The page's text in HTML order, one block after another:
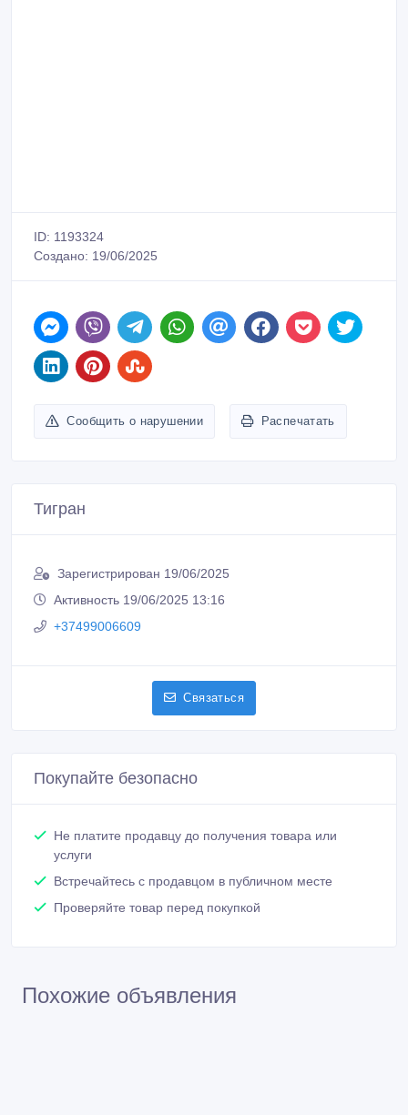
ID: 1193324
Создано: 19/06/2025
Сообщить о нарушении Распечатать
Тигран
Зарегистрирован 19/06/2025
Активность 19/06/2025 13:16
+37499006609
Связаться
Покупайте безопасно
Не платите продавцу до получения товара или
услуги
Встречайтесь с продавцом в публичном месте
Проверяйте товар перед покупкой
Похожие объявления